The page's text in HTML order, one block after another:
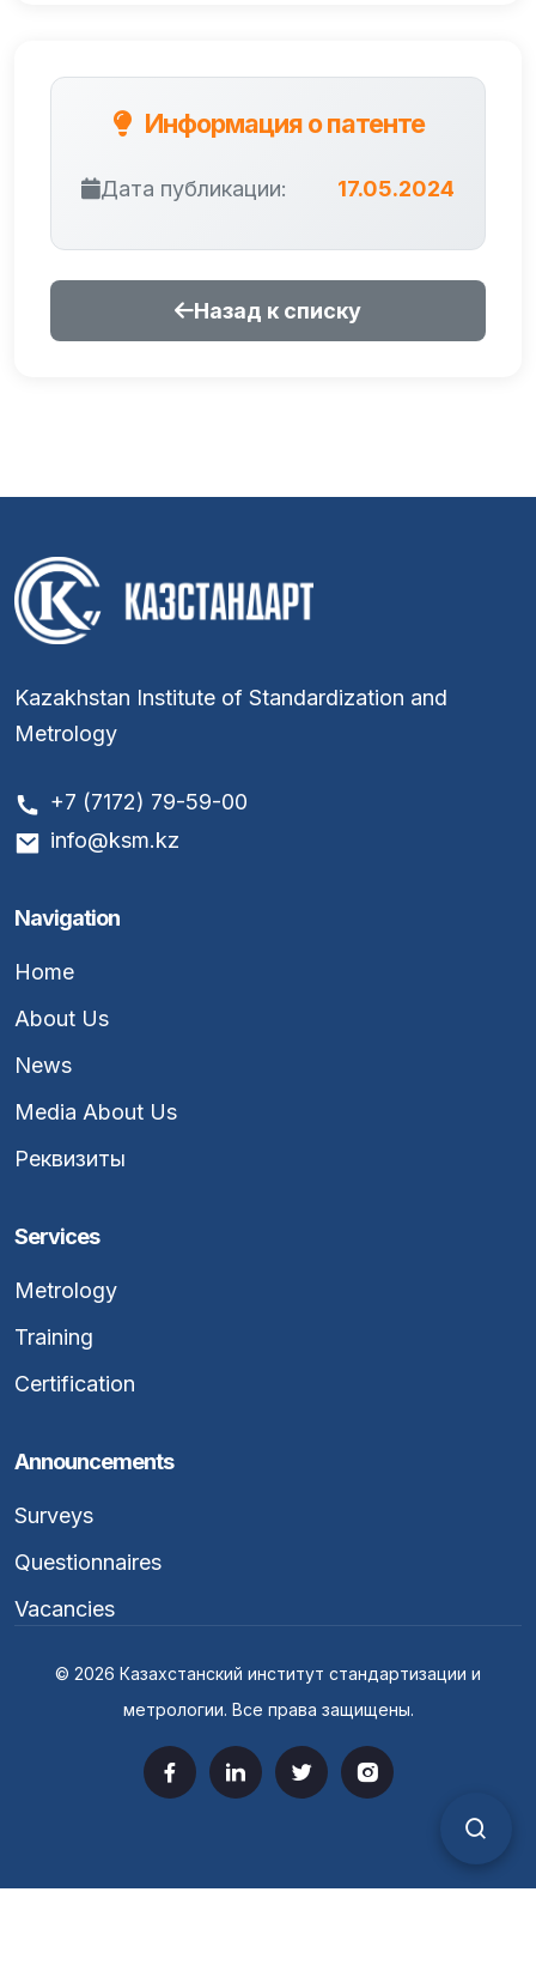
Информация о патенте
Дата публикации: 17.05.2024
Назад к списку
Kazakhstan Institute of Standardization and
Metrology
+7 (7172) 79-59-00
info@ksm.kz
Navigation
Home
About Us
News
Media About Us
Реквизиты
Services
Metrology
Training
Certification
Announcements
Surveys
Questionnaires
Vacancies
© 2026 Казахстанский институт стандартизации и
метрологии. Все права защищены.